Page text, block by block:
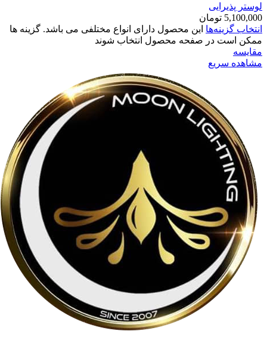
لوستر پذیرایی
5,100,000 تومان
انتخاب گزینه‌ها این محصول دارای انواع مختلفی می باشد. گزینه ها
ممکن است در صفحه محصول انتخاب شوند
مقایسه
مشاهده سریع